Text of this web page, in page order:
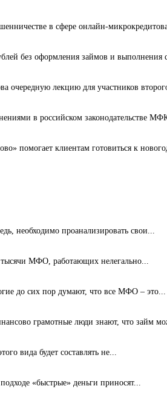
в сфере онлайн-
без оформления займов и выполнения
лекцию для участников второго
в российском законодательстве МФК
помогает клиентам готовиться к
необходимо проанализировать свои...
МФО, работающих нелегально...
до сих пор думают, что все МФО – это...
грамотные люди знают, что займ
вида будет составлять не...
«быстрые» деньги приносят...